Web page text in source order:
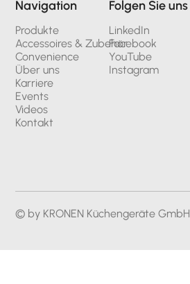
© by KRONEN Küchengeräte GmbH
Navigation
Produkte
Accessoires & Zubehör
Convenience
Über uns
Karriere
Events
Videos
Kontakt
Folgen Sie uns
LinkedIn
Facebook
YouTube
Instagram